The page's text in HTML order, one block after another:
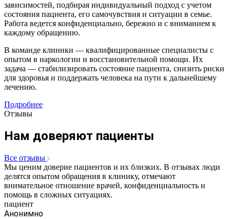
зависимостей, подбирая индивидуальный подход с учетом
состояния пациента, его самочувствия и ситуации в семье.
Работа ведется конфиденциально, бережно и с вниманием к
каждому обращению.
В команде клиники — квалифицированные специалисты с
опытом в наркологии и восстановительной помощи. Их
задача — стабилизировать состояние пациента, снизить риски
для здоровья и поддержать человека на пути к дальнейшему
лечению.
Подробнее
Отзывы
Нам доверяют пациенты
Все отзывы
Мы ценим доверие пациентов и их близких. В отзывах люди
делятся опытом обращения в клинику, отмечают
внимательное отношение врачей, конфиденциальность и
помощь в сложных ситуациях.
пациент
Анонимно